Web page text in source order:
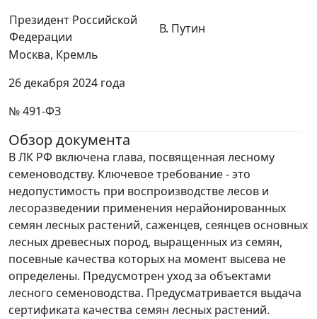
Президент Российской
Федерации
В. Путин
Москва, Кремль
26 декабря 2024 года
№ 491-ФЗ
Обзор документа
В ЛК РФ включена глава, посвященная лесному
семеноводству. Ключевое требование - это
недопустимость при воспроизводстве лесов и
лесоразведении применения нерайонированных
семян лесных растений, саженцев, сеянцев основных
лесных древесных пород, выращенных из семян,
посевные качества которых на момент высева не
определены. Предусмотрен уход за объектами
лесного семеноводства. Предусматривается выдача
сертификата качества семян лесных растений.